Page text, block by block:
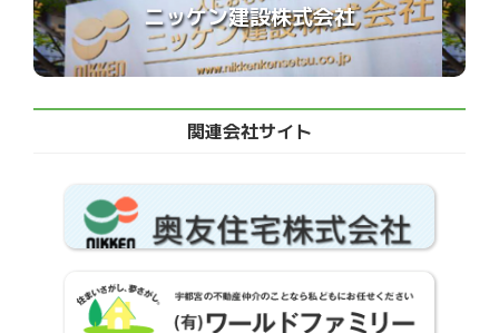
ニッケン建設株式会社
関連会社サイト